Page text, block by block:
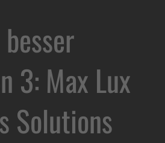
3: Max Lux
Solutions